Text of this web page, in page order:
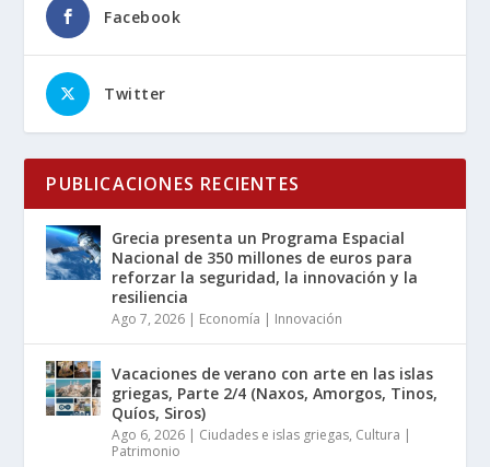
Facebook
Twitter
PUBLICACIONES RECIENTES
Grecia presenta un Programa Espacial
Nacional de 350 millones de euros para
reforzar la seguridad, la innovación y la
resiliencia
Ago 7, 2026 Economía | Innovación
Vacaciones de verano con arte en las islas
griegas, Parte 2/4 (Naxos, Amorgos, Tinos,
Quíos, Siros)
Ago 6, 2026 Ciudades e islas griegas, Cultura |
Patrimonio